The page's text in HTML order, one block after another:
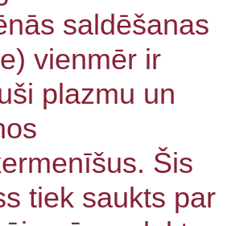
saldēšanas
vienmēr ir
plazmu un
Šis
tiek saukts par